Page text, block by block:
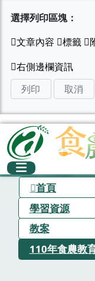
選擇列印區塊：
列印 取消
首頁
學習資源
教案
110年食農教